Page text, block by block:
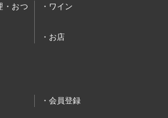
・おつ
ワイン
お店
会員登録